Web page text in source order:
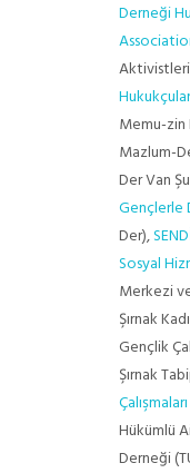
Derneği
Hukukçular
Memu-
Mazlum-
Der Van
Gençlerle
Der),
Sosyal
Merkezi
Şırnak
Gençlik
Şırnak
Hükümlü
Derneği